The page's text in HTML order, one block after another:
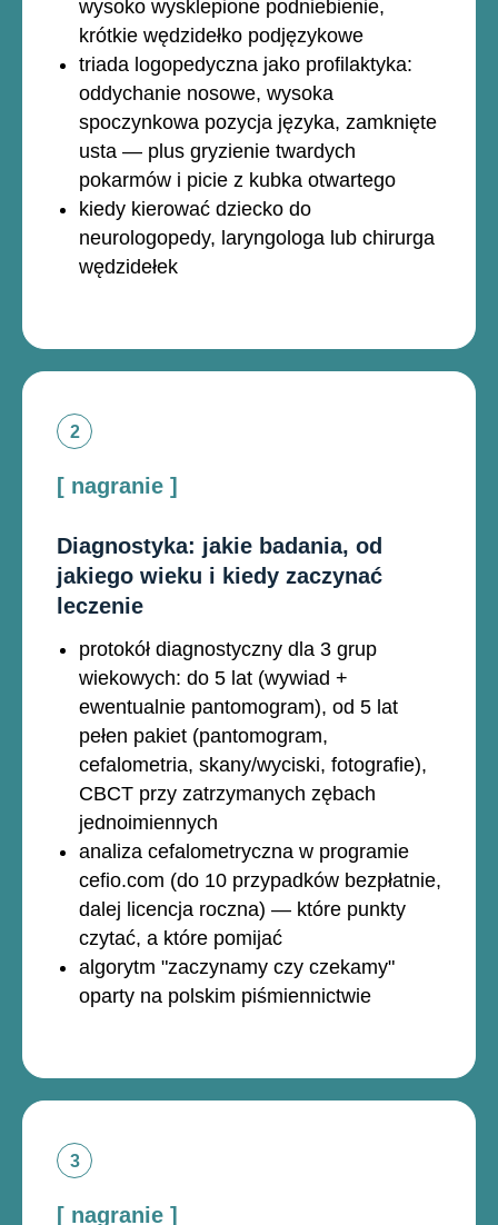
wysoko wysklepione podniebienie,
krótkie wędzidełko podjęzykowe
triada logopedyczna jako profilaktyka:
oddychanie nosowe, wysoka
spoczynkowa pozycja języka, zamknięte
usta — plus gryzienie twardych
pokarmów i picie z kubka otwartego
kiedy kierować dziecko do
neurologopedy, laryngologa lub chirurga
wędzidełek
[ nagranie ]
Diagnostyka: jakie badania, od
jakiego wieku i kiedy zaczynać
leczenie
protokół diagnostyczny dla 3 grup
wiekowych: do 5 lat (wywiad +
ewentualnie pantomogram), od 5 lat
pełen pakiet (pantomogram,
cefalometria, skany/wyciski, fotografie),
CBCT przy zatrzymanych zębach
jednoimiennych
analiza cefalometryczna w programie
cefio.com (do 10 przypadków bezpłatnie,
dalej licencja roczna) — które punkty
czytać, a które pomijać
algorytm "zaczynamy czy czekamy"
oparty na polskim piśmiennictwie
[ nagranie ]